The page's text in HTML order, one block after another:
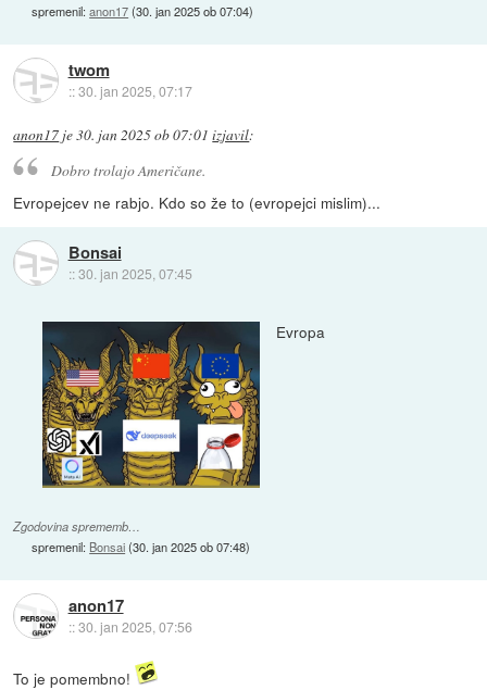
spremenil:anon17(30. jan 2025 ob 07:04)
twom
::30. jan 2025, 07:17
anon17 je30. jan 2025 ob 07:01 izjavil:
Dobro trolajo Američane.
Evropejcev ne rabjo. Kdo so že to (evropejci mislim)...
Bonsai
::30. jan 2025, 07:45
Evropa
Zgodovina sprememb…
spremenil: Bonsai(30. jan 2025 ob 07:48)
anon17
::30. jan 2025, 07:56
To je pomembno!